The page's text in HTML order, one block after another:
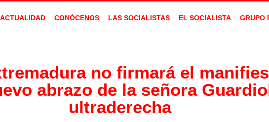
ACTUALIDAD CONÓCENOS LAS SOCIALISTAS EL SOCIALISTA GRUPO
no firmará el
abrazo de la señora
ultraderecha